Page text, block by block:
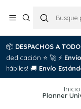
📦 DESPACHOS A
dedicación ⭐ 🚀 ⚡
hábiles! 🚚 Envío
Inicio
Planner